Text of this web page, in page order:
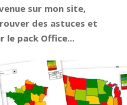
sur mon site,
des astuces et
le pack Office...